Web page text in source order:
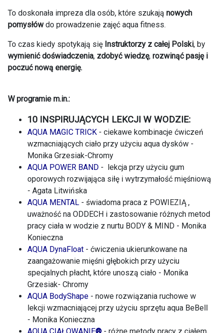
To doskonała impreza dla osób, które szukają nowych
pomysłówdo prowadzenie zajęć aqua fitness.
To czas kiedy spotykają się Instruktorzy z całej Polski, by
wymienić doświadczenia, zdobyć wiedzę, rozwinąć pasję i
poczuć nową energię.
W programie m.in.:
10 INSPIRUJĄCYCH LEKCJI W WODZIE:
AQUA MAGIC TRICK - ciekawe kombinacje ćwiczeń
wzmacniających ciało przy użyciu aqua dysków -
Monika Grzesiak-Chromy
AQUA POWER BAND - lekcja przy użyciu gum
oporowych rozwijająca siłę i wytrzymałość mięśniową
- Agata Litwińska
AQUA MENTAL - świadoma praca z POWIEZIĄ ,
uważność na ODDECH i zastosowanie różnych metod
pracy ciała w wodzie z nurtu BODY & MIND - Monika
Konieczna
AQUA DynaFloat - ćwiczenia ukierunkowane na
zaangażowanie mięśni głębokich przy użyciu
specjalnych płacht, które unoszą ciało - Monika
Grzesiak- Chromy
AQUA BodyShape - nowe rozwiązania ruchowe w
lekcji wzmacniającej przy użyciu sprzętu aqua BeBell
- Monika Konieczna